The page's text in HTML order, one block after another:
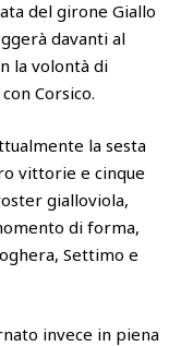
del girone Giallo
davanti al
la volontà di
Corsico.
la sesta
vittorie e cinque
gialloviola,
di forma,
Settimo e
invece in piena